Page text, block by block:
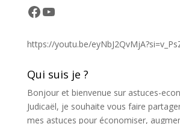
Facebook
YouTube
https://youtu.be/
Qui suis je ?
Bonjour et bienvenue sur astuces-
Judicaël, je souhaite vous faire
mes astuces pour économiser,